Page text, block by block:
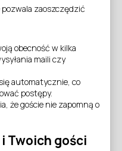
zaoszczędzić
obecność w kilka
maili czy
automatycznie, co
postępy.
że goście nie zapomną o
Twoich gości